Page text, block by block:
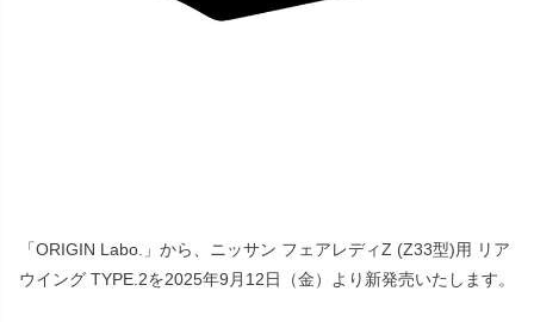
「ORIGIN Labo.」から、ニッサン フェアレディZ (Z33型)用 リア
ウイング TYPE.2を2025年9月12日（金）より新発売いたします。